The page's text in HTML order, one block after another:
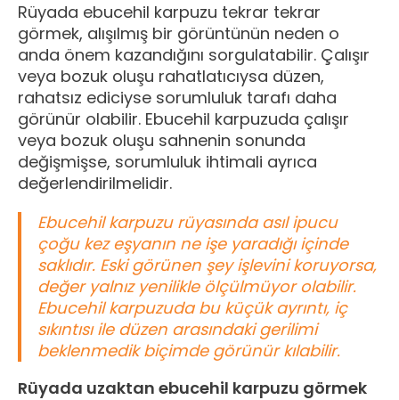
Rüyada ebucehil karpuzu tekrar tekrar
görmek, alışılmış bir görüntünün neden o
anda önem kazandığını sorgulatabilir. Çalışır
veya bozuk oluşu rahatlatıcıysa düzen,
rahatsız ediciyse sorumluluk tarafı daha
görünür olabilir. Ebucehil karpuzuda çalışır
veya bozuk oluşu sahnenin sonunda
değişmişse, sorumluluk ihtimali ayrıca
değerlendirilmelidir.
Ebucehil karpuzu rüyasında asıl ipucu
çoğu kez eşyanın ne işe yaradığı içinde
saklıdır. Eski görünen şey işlevini koruyorsa,
değer yalnız yenilikle ölçülmüyor olabilir.
Ebucehil karpuzuda bu küçük ayrıntı, iç
sıkıntısı ile düzen arasındaki gerilimi
beklenmedik biçimde görünür kılabilir.
Rüyada uzaktan ebucehil karpuzu görmek